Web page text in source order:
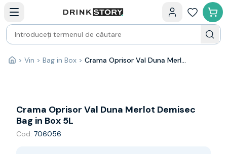
Bauturi fine — selectie
Produse Noi
Cosuri cadou
Pachete & Cadouri
Vin
Franta
Spania
Africa de Sud
Acasă
> Vin > Bag in Box > Crama Oprisor Val Duna Merlot Demisec Bag in Box 5L
Crama Oprisor Val Duna Merlot Demisec
Bag in Box 5L
Cod: 706056